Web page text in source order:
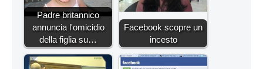
Padre britannico
annuncia l'omicidio
della figlia su…
Facebook scopre un
incesto